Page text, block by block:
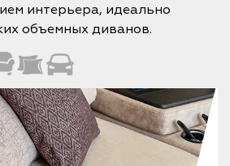
интерьера, идеально
объемных диванов.